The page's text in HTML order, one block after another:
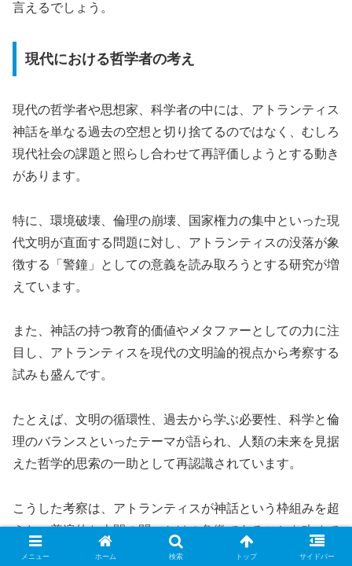
言えるでしょう。
現代における哲学者の考え
現代の哲学者や思想家、科学者の中には、アトランティス
神話を単なる過去の空想と切り捨てるのではなく、むしろ
現代社会の課題と照らし合わせて再評価しようとする動き
があります。
特に、環境破壊、倫理の崩壊、国家権力の集中といった現
代文明が直面する問題に対し、アトランティスの没落が象
徴する「警鐘」としての意義を読み取ろうとする研究が増
えています。
また、神話の持つ教育的価値やメタファーとしての力に注
目し、アトランティスを現代の文明論的視点から考察する
試みも盛んです。
たとえば、文明の循環性、過去から学ぶ必要性、科学と倫
理のバランスといったテーマが語られ、人類の未来を見据
えた哲学的思索の一助として再認識されています。
こうした考察は、アトランティスが神話という枠組みを超
えた、普遍的な人間の問いかけの象徴であることを改めて
示しているのです。
メニュー ホーム 検索 トップ サイドバー